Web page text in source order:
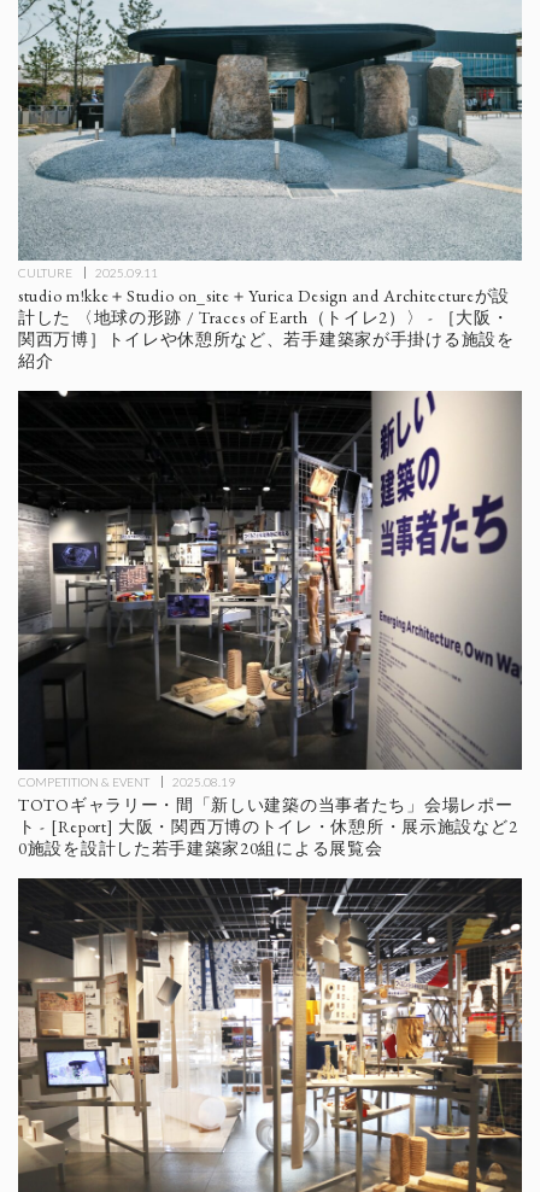
CULTURE 2025.09.11
studio m!kke＋Studio on_site＋Yurica Design and Architectureが設
計した 〈地球の形跡 / Traces of Earth（トイレ2）〉 - ［大阪・
関西万博］トイレや休憩所など、若手建築家が手掛ける施設を
紹介
COMPETITION & EVENT 2025.08.19
TOTOギャラリー・間「新しい建築の当事者たち」会場レポー
ト - [Report] 大阪・関西万博のトイレ・休憩所・展示施設など2
0施設を設計した若手建築家20組による展覧会